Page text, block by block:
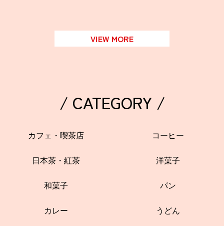
誠光社で選びました。
おすすめのイベント
VIEW MORE
/ CATEGORY /
カフェ・喫茶店 コーヒー
日本茶・紅茶 洋菓子
和菓子 パン
カレー うどん